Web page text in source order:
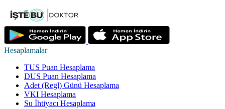
Hesaplamalar
TUS Puan Hesaplama
DUS Puan Hesaplama
Adet (Regl) Günü Hesaplama
VKI Hesaplama
Su İhtiyacı Hesaplama